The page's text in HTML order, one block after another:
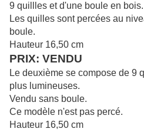
9 quillles et d'une boule en bois.
Les quilles sont percées au
boule.
Hauteur 16,50 cm
PRIX: VENDU
Le deuxième se compose de 9
plus lumineuses.
Vendu sans boule.
Ce modèle n'est pas percé.
Hauteur 16,50 cm